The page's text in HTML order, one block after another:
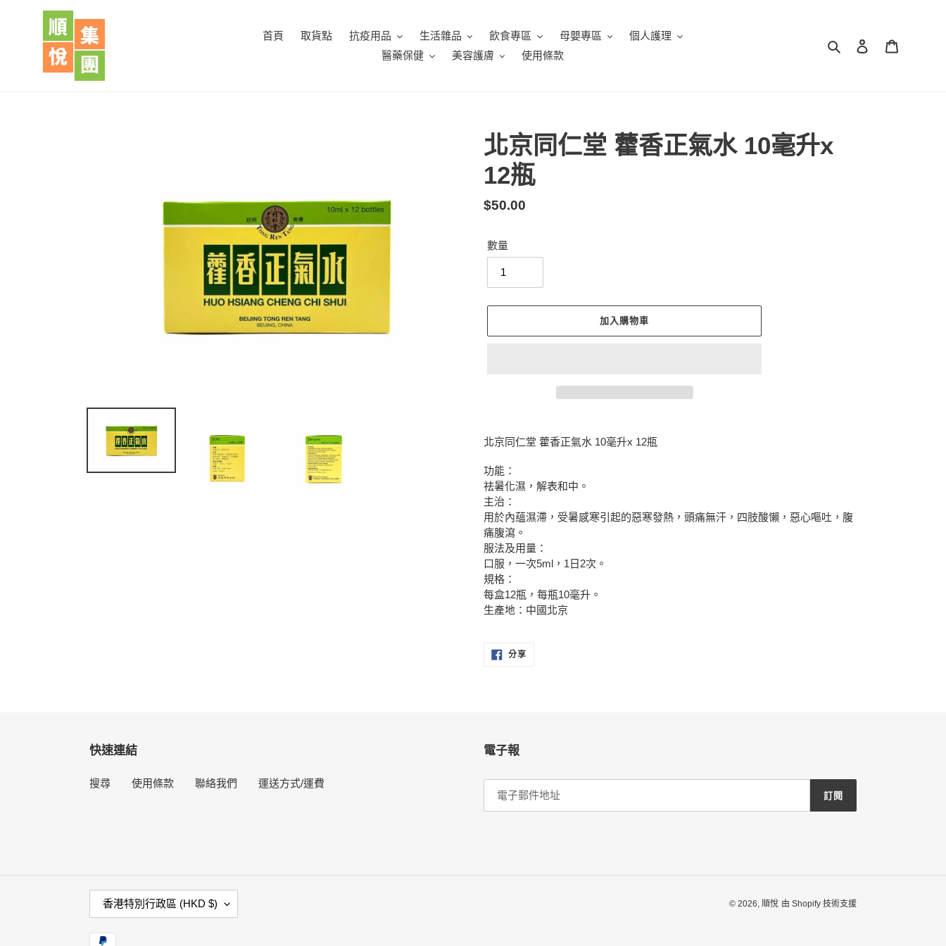
首頁 取貨點 抗疫用品 生活雜品 飲食專區 母嬰專區
個人護理
醫藥保健
美容護膚 使用條款
搜尋 登入
北京同仁堂 藿香正氣水 10毫升x
12瓶
定
$50.00
數量
加入購物車
在
將
產
品
加
入
您
的
購
物
車
北京同仁堂 藿香正氣水 10毫升x 12瓶
功能：
祛暑化濕，解表和中。
主治：
用於內蘊濕滯，受暑感寒引起的惡寒發熱，頭痛無汗，四肢酸懶，惡心嘔吐，腹
痛腹瀉。
服法及用量：
口服，一次5ml，1日2次。
規格：
每盒12瓶，每瓶10毫升。
生產地：中國北京
分享分
快速連結
搜尋 使用條款 聯絡我們 運送方式/運費
電子報
訂閱
國
家
/
香港特別行政區 (HKD $) © 2026, 順悅 由 Shopify 技術支援